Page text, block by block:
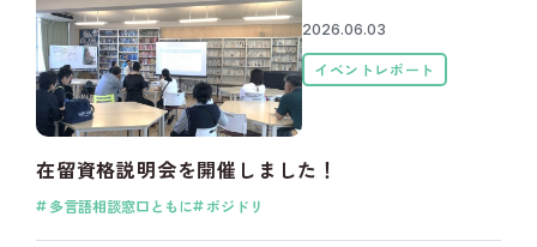
2026.06.03
イベントレポート
在留資格説明会を開催しました！
多言語相談窓口ともに ポジドリ